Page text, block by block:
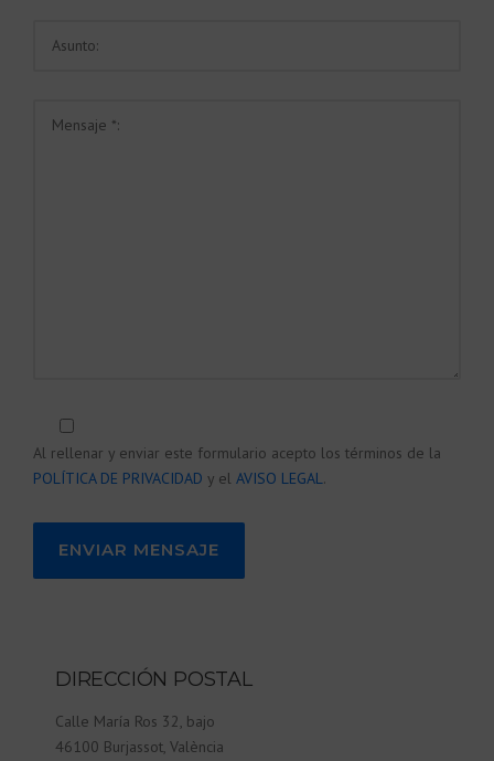
Al rellenar y enviar este formulario acepto los términos de la
POLÍTICA DE PRIVACIDAD y el AVISO LEGAL.
DIRECCIÓN POSTAL
Calle María Ros 32, bajo
46100 Burjassot, València